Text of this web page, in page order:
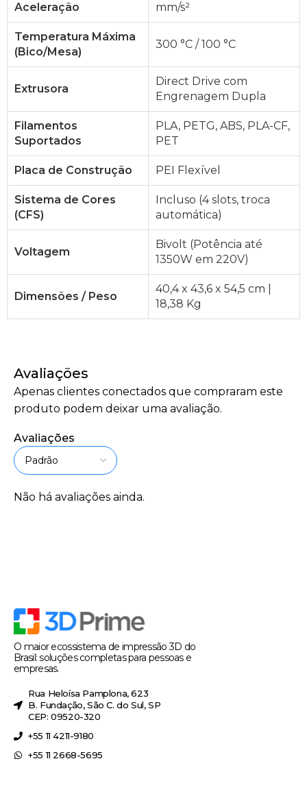
Aceleração
mm/s²
Temperatura Máxima
(Bico/Mesa)
300 °C / 100 °C
Extrusora
Direct Drive com
Engrenagem Dupla
Filamentos
Suportados
PLA, PETG, ABS, PLA-CF,
PET
Placa de Construção PEI Flexível
Sistema de Cores
(CFS)
Incluso (4 slots, troca
automática)
Voltagem
Bivolt (Potência até
1350W em 220V)
Dimensões / Peso
40,4 x 43,6 x 54,5 cm |
18,38 Kg
Avaliações
Avaliações
Não há avaliações ainda.
Apenas clientes conectados que compraram este
produto podem deixar uma avaliação.
O maior ecossistema de impressão 3D do
Brasil: soluções completas para pessoas e
empresas.
Rua Heloísa Pamplona, 623
B. Fundação, São C. do Sul, SP
CEP: 09520-320
+55 11 4211-9180
+55 11 2668-5695